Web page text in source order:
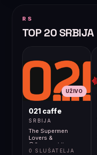
RS
TOP 20 SRBIJA
UŽIVO
021 caffe
SRBIJA
The Supermen
Lovers &
@Onerepublic -
Starlight (The Fame)
0 SLUŠATELJA